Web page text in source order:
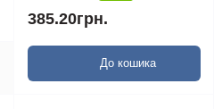
385.20грн.
До кошика